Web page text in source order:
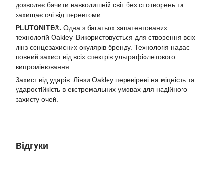
дозволяє бачити навколишній світ без спотворень та
захищає очі від перевтоми.
PLUTONITE®. Одна з багатьох запатентованих
технологій Oakley. Використовується для створення всіх
лінз сонцезахисних окулярів бренду. Технологія надає
повний захист від всіх спектрів ультрафіолетового
випромінювання.
Захист від ударів. Лінзи Oakley перевірені на міцність та
ударостійкість в екстремальних умовах для надійного
захисту очей.
Відгуки